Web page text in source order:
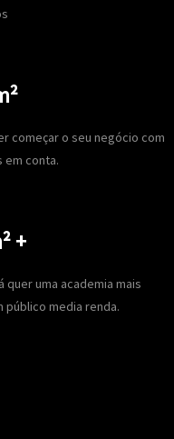
começar o seu negócio com
em conta.
+
quer uma academia mais
media renda.